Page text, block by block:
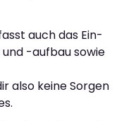
auch das Ein-
-aufbau sowie
also keine Sorgen